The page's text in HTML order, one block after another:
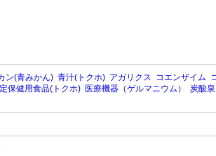
ン(青みかん) 青汁(トクホ) アガリクス コエンザイム
保健用食品(トクホ) 医療機器（ゲルマニウム） 炭酸泉